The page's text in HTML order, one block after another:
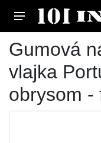
Gumová
vlajka
obrysom -